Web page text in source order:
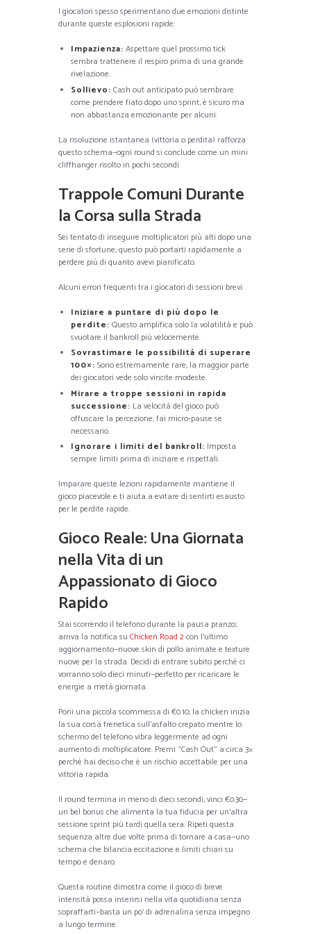
I giocatori spesso sperimentano due emozioni distinte
durante queste esplosioni rapide:
Impazienza: Aspettare quel prossimo tick
sembra trattenere il respiro prima di una grande
rivelazione.
Sollievo: Cash out anticipato può sembrare
come prendere fiato dopo uno sprint; è sicuro ma
non abbastanza emozionante per alcuni.
La risoluzione istantanea (vittoria o perdita) rafforza
questo schema—ogni round si conclude come un mini
cliffhanger risolto in pochi secondi.
Trappole Comuni Durante
la Corsa sulla Strada
Sei tentato di inseguire moltiplicatori più alti dopo una
serie di sfortune; questo può portarti rapidamente a
perdere più di quanto avevi pianificato.
Alcuni errori frequenti tra i giocatori di sessioni brevi:
Iniziare a puntare di più dopo le
perdite: Questo amplifica solo la volatilità e può
svuotare il bankroll più velocemente.
Sovrastimare le possibilità di superare
100×: Sono estremamente rare; la maggior parte
dei giocatori vede solo vincite modeste.
Mirare a troppe sessioni in rapida
successione: La velocità del gioco può
offuscare la percezione; fai micro‑pause se
necessario.
Ignorare i limiti del bankroll: Imposta
sempre limiti prima di iniziare e rispettali.
Imparare queste lezioni rapidamente mantiene il
gioco piacevole e ti aiuta a evitare di sentirti esausto
per le perdite rapide.
Gioco Reale: Una Giornata
nella Vita di un
Appassionato di Gioco
Rapido
Stai scorrendo il telefono durante la pausa pranzo;
arriva la notifica su Chicken Road 2con l’ultimo
aggiornamento—nuove skin di pollo animate e texture
nuove per la strada. Decidi di entrare subito perché ci
vorranno solo dieci minuti—perfetto per ricaricare le
energie a metà giornata.
Poni una piccola scommessa di €0.10; la chicken inizia
la sua corsa frenetica sull’asfalto crepato mentre lo
schermo del telefono vibra leggermente ad ogni
aumento di moltiplicatore. Premi “Cash Out” a circa 3×
perché hai deciso che è un rischio accettabile per una
vittoria rapida.
Il round termina in meno di dieci secondi; vinci €0.30—
un bel bonus che alimenta la tua fiducia per un’altra
sessione sprint più tardi quella sera. Ripeti questa
sequenza altre due volte prima di tornare a casa—uno
schema che bilancia eccitazione e limiti chiari su
tempo e denaro.
Questa routine dimostra come il gioco di breve
intensità possa inserirsi nella vita quotidiana senza
sopraffarti—basta un po’ di adrenalina senza impegno
a lungo termine.